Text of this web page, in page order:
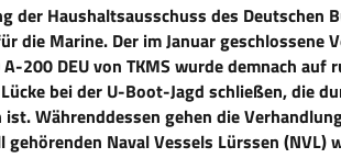
der Haushaltsausschuss des Deutschen
die Marine. Der im Januar
A-200 DEU von TKMS wurde demnach
bei der U-Boot-Jagd schließen, die
Währenddessen gehen die
gehörenden Naval Vessels Lürssen (NVL)